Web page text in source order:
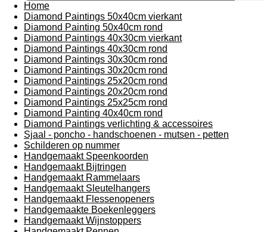
Home
Diamond Paintings 50x40cm vierkant
Diamond Painting 50x40cm rond
Diamond Paintings 40x30cm vierkant
Diamond Paintings 40x30cm rond
Diamond Paintings 30x30cm rond
Diamond Paintings 30x20cm rond
Diamond Paintings 25x20cm rond
Diamond Paintings 20x20cm rond
Diamond Paintings 25x25cm rond
Diamond Painting 40x40cm rond
Diamond Paintings verlichting & accessoires
Sjaal - poncho - handschoenen - mutsen - petten
Schilderen op nummer
Handgemaakt Speenkoorden
Handgemaakt Bijtringen
Handgemaakt Rammelaars
Handgemaakt Sleutelhangers
Handgemaakt Flessenopeners
Handgemaakte Boekenleggers
Handgemaakt Wijnstoppers